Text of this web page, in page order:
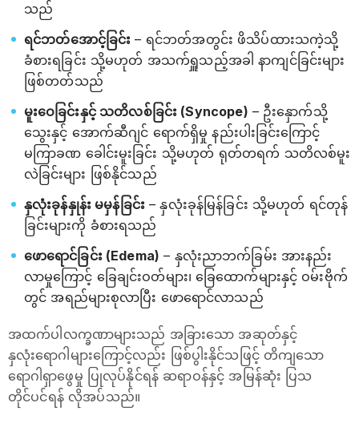
သည်
ရင်ဘတ်အောင့်ခြင်း – ရင်ဘတ်အတွင်း ဖိသိပ်ထားသကဲ့သို့
ခံစားရခြင်း သို့မဟုတ် အသက်ရှူသည့်အခါ နာကျင်ခြင်းများ
ဖြစ်တတ်သည်
မူးဝေခြင်းနှင့် သတိလစ်ခြင်း (Syncope) – ဦးနှောက်သို့
သွေးနှင့် အောက်ဆီဂျင် ရောက်ရှိမှု နည်းပါးခြင်းကြောင့်
မကြာခဏ ခေါင်းမူးခြင်း သို့မဟုတ် ရုတ်တရက် သတိလစ်မူး
လဲခြင်းများ ဖြစ်နိုင်သည်
နှလုံးခုန်နှုန်း မမှန်ခြင်း– နှလုံးခုန်မြန်ခြင်း သို့မဟုတ် ရင်တုန်
ခြင်းများကို ခံစားရသည်
ဖောရောင်ခြင်း (Edema) – နှလုံးညာဘက်ခြမ်း အားနည်း
လာမှုကြောင့် ခြေချင်းဝတ်များ၊ ခြေထောက်များနှင့် ဝမ်းဗိုက်
တွင် အရည်များစုလာပြီး ဖောရောင်လာသည်
အထက်ပါလက္ခဏာများသည် အခြားသော အဆုတ်နှင့်
နှလုံးရောဂါများကြောင့်လည်း ဖြစ်ပွါးနိုင်သဖြင့် တိကျသော
ရောဂါရှာဖွေမှု ပြုလုပ်နိုင်ရန် ဆရာဝန်နှင့် အမြန်ဆုံး ပြသ
တိုင်ပင်ရန် လိုအပ်သည်။